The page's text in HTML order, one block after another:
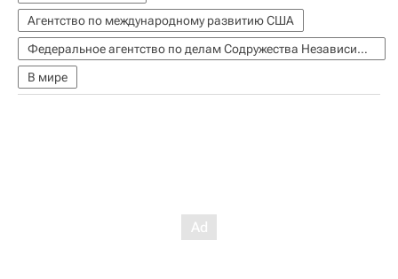
Агентство по международному развитию США
Федеральное агентство по делам Содружества Независимых Государств, соотечественников, проживающих за рубежом, и по международному гуманитарному сотрудничеству (Россотрудничество)
В мире